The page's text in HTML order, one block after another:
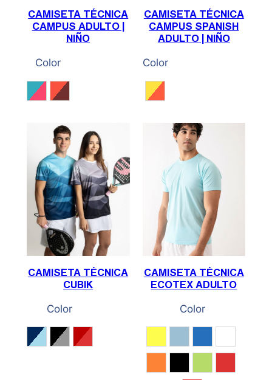
CAMISETA TÉCNICA
CAMPUS ADULTO |
NIÑO
Color
Blanco / Cian / Fucsia
Blanco / Rojo / Burdeos
CAMISETA TÉCNICA
CAMPUS SPANISH
ADULTO | NIÑO
Color
Blanco / Rojo / Amarillo
CAMISETA TÉCNICA
CUBIK
Color
Marino / Acqua
Negro / Gris / Blanco
Rojo oscuro / Rojo
CAMISETA TÉCNICA
ECOTEX ADULTO
Color
Amarillo Fluor
Azul Acqua
Azul eléctrico
Blanco
Naranja fluor
NegroPistacho
Rojo